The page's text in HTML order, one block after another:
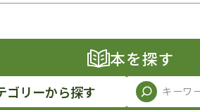
本を探す
ゴリーから探す